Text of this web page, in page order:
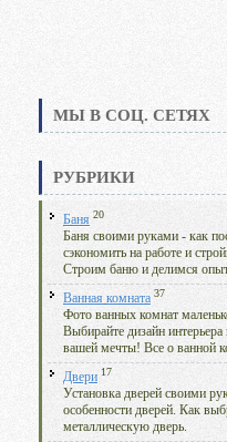
МЫ В СОЦ. СЕТЯХ
РУБРИКИ
Баня 20
Баня своими руками - как
сэкономить на работе и
Строим баню и делимся
Ванная комната 37
Фото ванных комнат
Выбирайте дизайн
вашей мечты! Все о ванной
Двери 17
Установка дверей своими
особенности дверей. Как
металлическую дверь.